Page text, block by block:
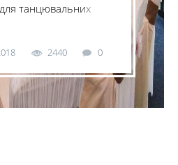
танцювальних
текстиль,
2440 0